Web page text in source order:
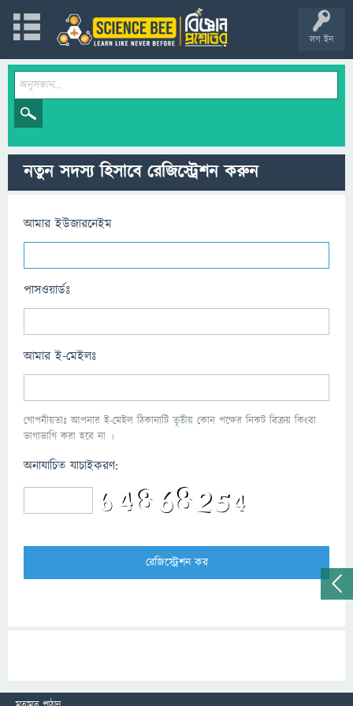
লগ ইন
নতুন সদস্য হিসাবে রেজিস্ট্রেশন করুন
আমার ইউজারনেইম
পাসওয়ার্ডঃ
আমার ই-মেইলঃ
গোপনীয়তাঃ আপনার ই-মেইল ঠিকানাটি তৃতীয় কোন পক্ষের নিকট বিক্রয় কিংবা
ভাগাভাগি করা হবে না ।
অনাযাচিত যাচাইকরণ: